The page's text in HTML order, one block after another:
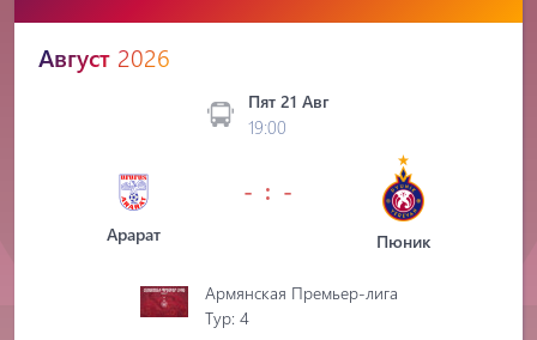
Август 2026
Пят 21 Авг
19:00
Арарат
- : -
Пюник
Армянская Премьер-лига
Tур: 4